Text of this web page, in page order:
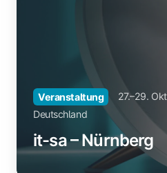
Veranstaltung
27.–29.
Deutschland
it-sa – Nürnberg